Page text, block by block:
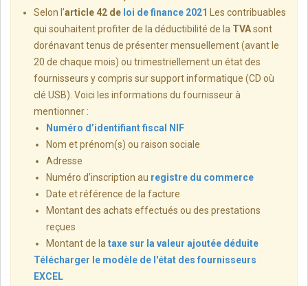
Selon l’article 42 de loi de finance 2021
Les contribuables
qui souhaitent profiter de la déductibilité de la TVAsont
dorénavant tenus de présenter mensuellement (avant le
20 de chaque mois) ou trimestriellement un état des
fournisseurs y compris sur support informatique (CD où
clé USB). Voici les informations du fournisseur à
mentionner :
Numéro d’identifiant fiscal NIF
Nom et prénom(s) ou raison sociale
Adresse
Numéro d’inscription au registre du commerce
Date et référence de la facture
Montant des achats effectués ou des prestations
reçues
Montant de la taxe sur la valeur ajoutée déduite
Télécharger le modèle de l'état des fournisseurs
EXCEL